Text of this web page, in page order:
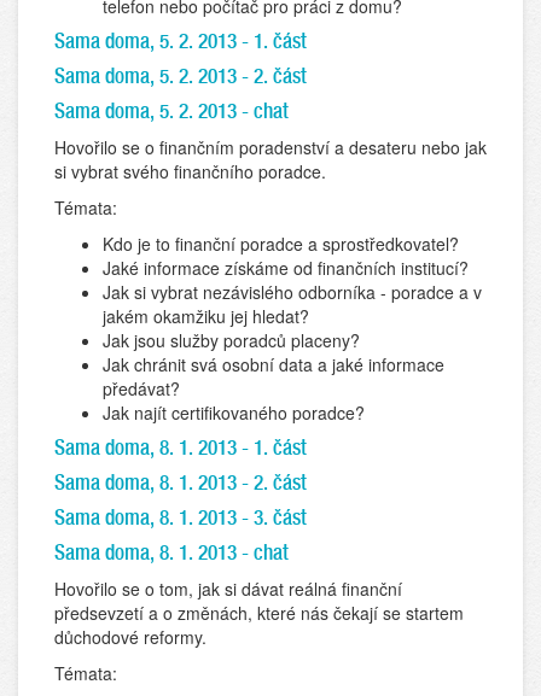
telefon nebo počítač pro práci z domu?
Sama doma, 5. 2. 2013 - 1. část
Sama doma, 5. 2. 2013 - 2. část
Sama doma, 5. 2. 2013 - chat
Hovořilo se o finančním poradenství a desateru nebo jak
si vybrat svého finančního poradce.
Témata:
Kdo je to finanční poradce a sprostředkovatel?
Jaké informace získáme od finančních institucí?
Jak si vybrat nezávislého odborníka - poradce a v
jakém okamžiku jej hledat?
Jak jsou služby poradců placeny?
Jak chránit svá osobní data a jaké informace
předávat?
Jak najít certifikovaného poradce?
Sama doma, 8. 1. 2013 - 1. část
Sama doma, 8. 1. 2013 - 2. část
Sama doma, 8. 1. 2013 - 3. část
Sama doma, 8. 1. 2013 - chat
Hovořilo se o tom, jak si dávat reálná finanční
předsevzetí a o změnách, které nás čekají se startem
důchodové reformy.
Témata: